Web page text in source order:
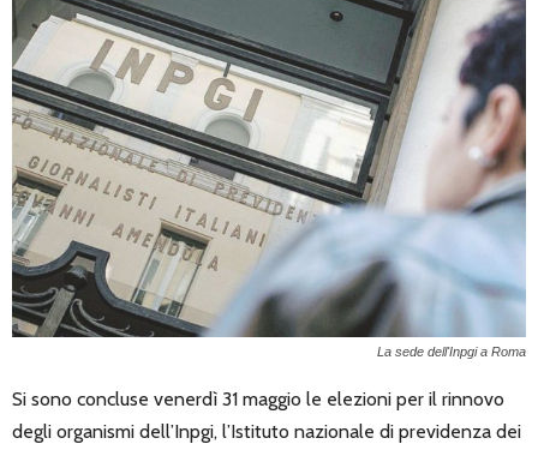
La sede dell'Inpgi a Roma
Si sono concluse venerdì 31 maggio le elezioni per il rinnovo
degli organismi dell’Inpgi, l’Istituto nazionale di previdenza dei